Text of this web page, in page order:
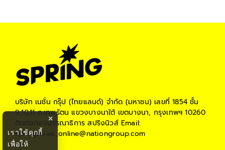
บริษัท เนชั่น กรุ๊ป (ไทยแลนด์) จำกัด (มหาชน) เลขที่ 1854 ชั้น
9,10,11 ถ.เทพรัตน แขวงบางนาใต้ เขตบางนา, กรุงเทพฯ 10260
ติดต่อกองบรรณาธิการ สปริงนิวส์Email:
springnews_online@nationgroup.com
×
เราใช้คุกกี้
เพื่อให้